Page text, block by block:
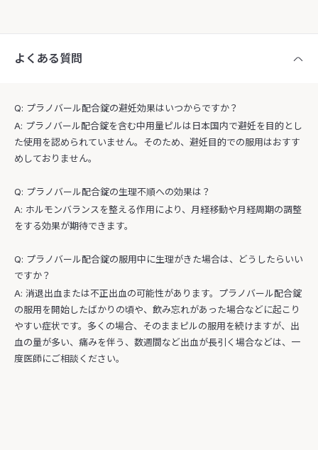
よくある質問
Q: プラノバール配合錠の避妊効果はいつからですか？
A: プラノバール配合錠を含む中用量ピルは日本国内で避妊を目的とし
た使用を認められていません。そのため、避妊目的での服用はおすす
めしておりません。
Q: プラノバール配合錠の生理不順への効果は？
A: ホルモンバランスを整える作用により、月経移動や月経周期の調整
をする効果が期待できます。
Q: プラノバール配合錠の服用中に生理がきた場合は、どうしたらいい
ですか？
A: 消退出血または不正出血の可能性があります。プラノバール配合錠
の服用を開始したばかりの頃や、飲み忘れがあった場合などに起こり
やすい症状です。多くの場合、そのままピルの服用を続けますが、出
血の量が多い、痛みを伴う、数週間など出血が長引く場合などは、一
度医師にご相談ください。